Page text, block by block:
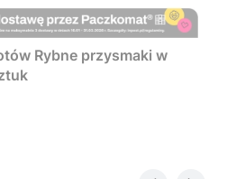
Rybne przysmaki w